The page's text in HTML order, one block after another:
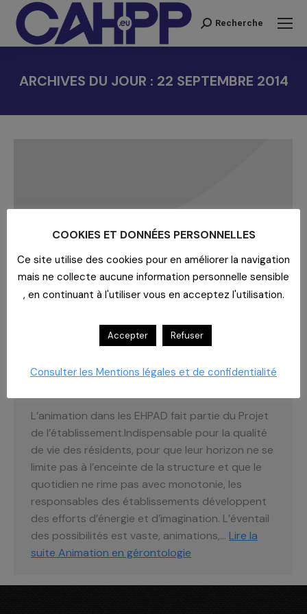
Recherche
Recherche
ARCHIVES DU JOUR : 22 SEPTEMBRE 2014
yadmin
L’animation dans les EHPAD fait partie du Projet
de l’établissement.Indispensable pour la qualité
de vie des résidents, pour que leur horizon ne se
limite pas à l’enceinte de la structure et que le
quotidien ne rime pas avec monotonie, les
responsables des établissements développent
des efforts d’énergie et d’imagination. L’éventail
des possibilités est vaste, animations,… Lire la
suite Animation en gérontologie
COOKIES ET DONNÉES PERSONNELLES
Ce site utilise des cookies pour en améliorer la navigation
mais ne collecte aucune information personnelle sensible
, en continuant à l'utiliser vous en acceptez l'utilisation.
Accepter Refuser
Consulter les Mentions légales et de confidentialité